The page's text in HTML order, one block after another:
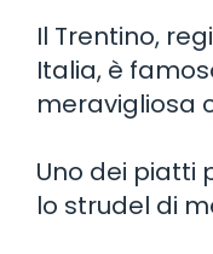
Il Trentino,
Italia, è
meravigliosa
Uno dei piatti
lo strudel di